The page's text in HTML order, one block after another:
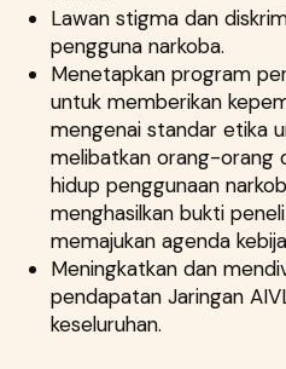
Lawan stigma dan
pengguna narkoba.
Menetapkan program
untuk memberikan
mengenai standar etika
melibatkan orang-orang
hidup penggunaan
menghasilkan bukti
memajukan agenda
Meningkatkan dan
pendapatan Jaringan
keseluruhan.